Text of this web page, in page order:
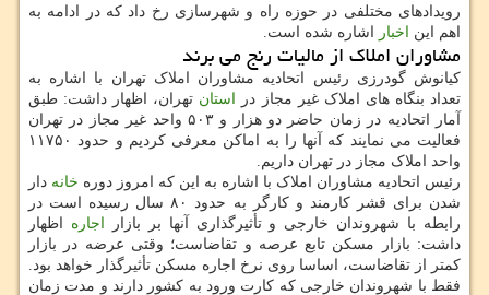
رویدادهای مختلفی در حوزه راه و شهرسازی رخ داد که در ادامه به
اهم این اخبار اشاره شده است.
مشاوران املاک از مالیات رنج می برند
کیانوش گودرزی رئیس اتحادیه مشاوران املاک تهران با اشاره به
تعداد بنگاه های املاک غیر مجاز در استان تهران، اظهار داشت: طبق
آمار اتحادیه در زمان حاضر دو هزار و ۵۰۳ واحد غیر مجاز در تهران
فعالیت می نمایند که آنها را به اماکن معرفی کردیم و حدود ۱۱۷۵۰
واحد املاک مجاز در تهران داریم.
رئیس اتحادیه مشاوران املاک با اشاره به این که امروز دوره خانه دار
شدن برای قشر کارمند و کارگر به حدود ۸۰ سال رسیده است در
رابطه با شهروندان خارجی و تأثیرگذاری آنها بر بازار اجاره اظهار
داشت: بازار مسکن تابع عرصه و تقاضاست؛ وقتی عرضه در بازار
کمتر از تقاضاست، اساسا روی نرخ اجاره مسکن تأثیرگذار خواهد بود.
فقط با شهروندان خارجی که کارت ورود به کشور دارند و مدت زمان